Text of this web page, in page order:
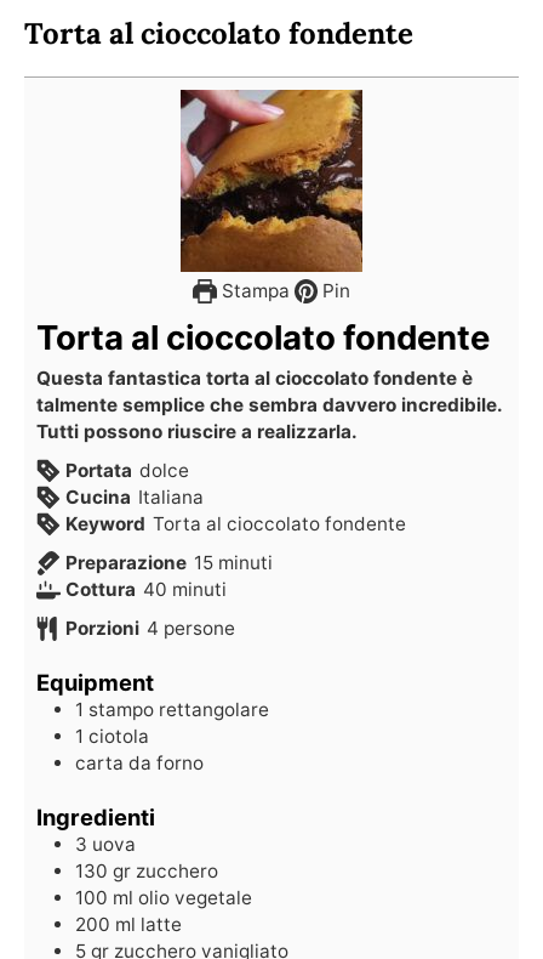
Torta al cioccolato fondente
Stampa Pin
Torta al cioccolato fondente
Questa fantastica torta al cioccolato fondente è
talmente semplice che sembra davvero incredibile.
Tutti possono riuscire a realizzarla.
Portata dolce
Cucina Italiana
Keyword Torta al cioccolato fondente
Preparazione 15 minuti
Cottura 40 minuti
Porzioni 4 persone
Equipment
1 stampo rettangolare
1 ciotola
carta da forno
Ingredienti
3 uova
130 gr zucchero
100 ml olio vegetale
200 ml latte
5 gr zucchero vanigliato